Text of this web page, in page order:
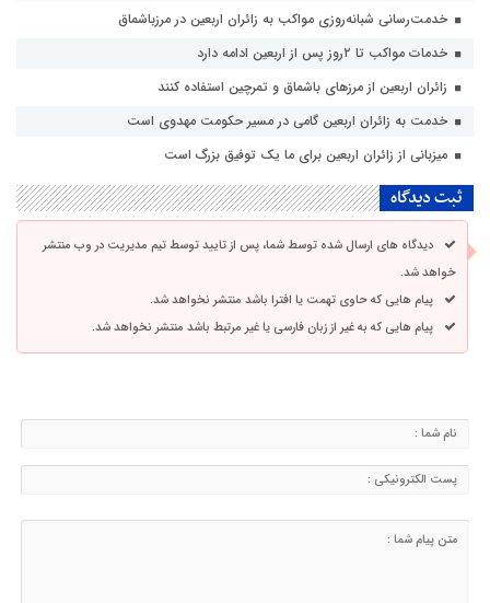
خدمت‌رسانی شبانه‌روزی مواکب به زائران اربعین در مرزباشماق
خدمات مواکب تا ۲روز پس از اربعین ادامه دارد
زائران اربعین از مرزهای باشماق و تمرچین استفاده کنند
خدمت به زائران اربعین گامی در مسیر حکومت مهدوی است
میزبانی از زائران اربعین برای ما یک توفیق بزرگ است
ثبت دیدگاه
دیدگاه های ارسال شده توسط شما، پس از تایید توسط تیم مدیریت در وب منتشر
خواهد شد.
پیام هایی که حاوی تهمت یا افترا باشد منتشر نخواهد شد.
پیام هایی که به غیر از زبان فارسی یا غیر مرتبط باشد منتشر نخواهد شد.